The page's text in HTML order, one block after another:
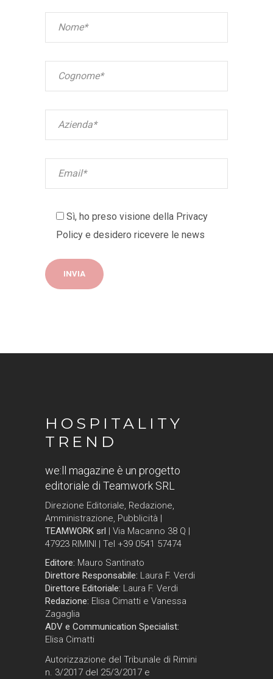
Sì, ho preso visione della Privacy
Policy e desidero ricevere le news
HOSPITALITY
TREND
we:ll magazine è un progetto
editoriale di Teamwork SRL
Direzione Editoriale, Redazione,
Amministrazione, Pubblicità |
TEAMWORK srl | Via Macanno 38 Q |
47923 RIMINI | Tel +39 0541 57474
Editore: Mauro Santinato
Direttore Responsabile: Laura F. Verdi
Direttore Editoriale: Laura F. Verdi
Redazione: Elisa Cimatti e Vanessa
Zagaglia
ADV e Communication Specialist:
Elisa Cimatti
Autorizzazione del Tribunale di Rimini
n. 3/2017 del 25/3/2017 e